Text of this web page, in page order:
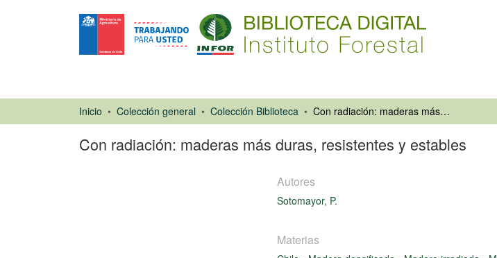
Inicio Colección general Colección Biblioteca Con radiación: maderas más duras, resistentes y estables
Con radiación: maderas más duras, resistentes y estables
Autores
Sotomayor, P.
Materias